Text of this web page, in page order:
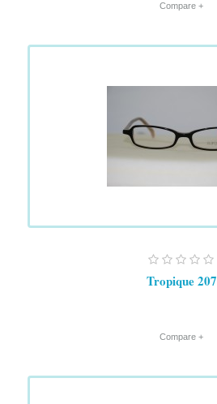
+ Compare
Tropique 207
+ Compare